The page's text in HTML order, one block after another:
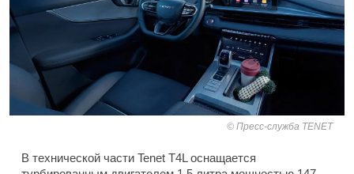
Пресс-служба TENET
В технической части Tenet T4L оснащается